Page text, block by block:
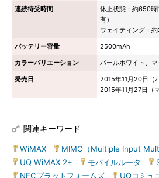
連続待受時間
休止状態：約650
有）
ウェイティング：
バッテリー容量
2500mAh
カラーバリエーション
パールホワイト、
発売日
2015年11月20日（
2015年11月27日（
関連キーワード
WiMAX MIMO（Multiple Input
UQ WiMAX 2+
モバイルルータ
NECプラットフォームズ
UQコミュ